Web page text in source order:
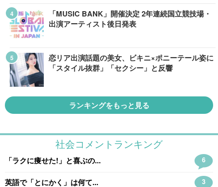
「MUSIC BANK」開催決定 2年連続国立競技場・
出演アーティスト後日発表
恋リア出演話題の美女、ビキニ×ポニーテール姿に
「スタイル抜群」「セクシー」と反響
ランキングをもっと見る